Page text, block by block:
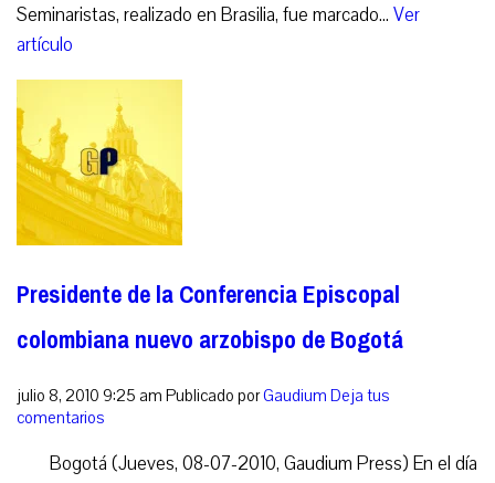
Seminaristas, realizado en Brasilia, fue marcado... Ver
artículo
Presidente de la Conferencia Episcopal
colombiana nuevo arzobispo de Bogotá
julio 8, 2010 9:25 am Publicado porGaudium Deja tus
comentarios
Bogotá (Jueves, 08-07-2010, Gaudium Press) En el día